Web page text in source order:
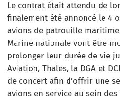
Le contrat était attendu de
finalement été annoncé le 4
avions de patrouille
Marine nationale vont être
prolonger leur durée de vie
Aviation, Thales, la DGA et
de concert afin d’offrir une
avions en service au sein